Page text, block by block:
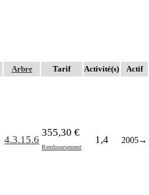
Arbre Tarif Activité(s) Actif
4.3.15.6
355,30 €
Remboursement
1,4 2005→